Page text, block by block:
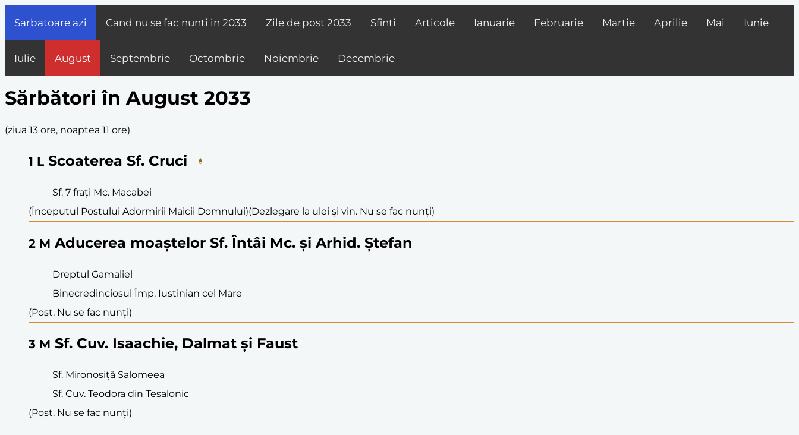
Sarbatoare azi Cand nu se fac nunti in 2033 Zile de post 2033 Sfinti Articole Ianuarie Februarie Martie Aprilie Mai Iunie
Iulie August Septembrie Octombrie Noiembrie Decembrie
Sărbători în August 2033
(ziua 13 ore, noaptea 11 ore)
1 L Scoaterea Sf. Cruci
Sf. 7 frați Mc. Macabei
(Începutul Postului Adormirii Maicii Domnului)(Dezlegare la ulei și vin. Nu se fac nunți)
2 M Aducerea moaștelor Sf. Întâi Mc. și Arhid. Ștefan
Dreptul Gamaliel
Binecredinciosul Împ. Iustinian cel Mare
(Post. Nu se fac nunți)
3 M Sf. Cuv. Isaachie, Dalmat și Faust
Sf. Mironosiță Salomeea
Sf. Cuv. Teodora din Tesalonic
(Post. Nu se fac nunți)